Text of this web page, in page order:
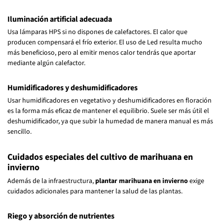
Iluminación artificial adecuada
Usa lámparas HPS si no dispones de calefactores. El calor que
producen compensará el frío exterior. El uso de Led resulta mucho
más beneficioso, pero al emitir menos calor tendrás que aportar
mediante algún calefactor.
Humidificadores y deshumidificadores
Usar humidificadores en vegetativo y deshumidificadores en floración
es la forma más eficaz de mantener el equilibrio. Suele ser más útil el
deshumidificador, ya que subir la humedad de manera manual es más
sencillo.
Cuidados especiales del cultivo de marihuana en
invierno
Además de la infraestructura,plantar marihuana en inviernoexige
cuidados adicionales para mantener la salud de las plantas.
Riego y absorción de nutrientes